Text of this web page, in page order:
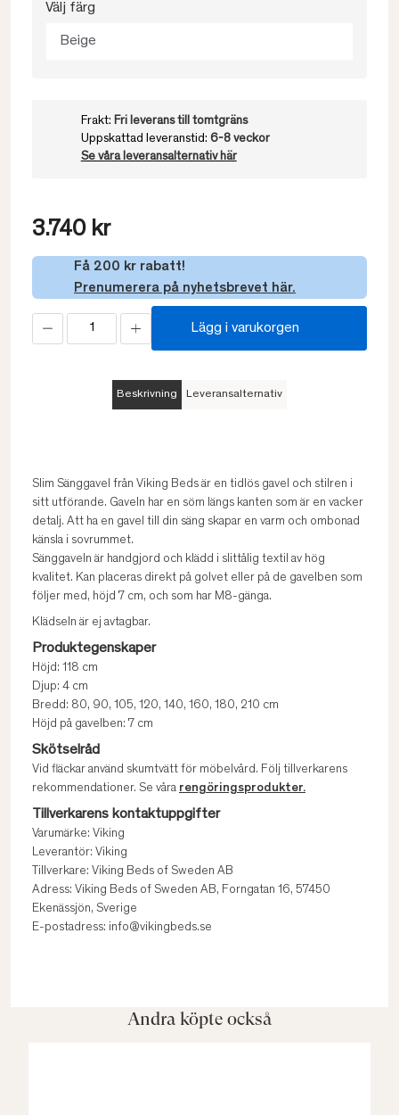
Välj färg
Beige
Frakt: Fri leverans till tomtgräns
Uppskattad leveranstid: 6-8 veckor
Se våra leveransalternativ här
3.740 kr
Få 200 kr rabatt!
Prenumerera på nyhetsbrevet här.
Lägg i varukorgen
Beskrivning Leveransalternativ
Slim Sänggavel från Viking Beds är en tidlös gavel och stilren i
sitt utförande. Gaveln har en söm längs kanten som är en vacker
detalj. Att ha en gavel till din säng skapar en varm och ombonad
känsla i sovrummet.
Sänggaveln är handgjord och klädd i slittålig textil av hög
kvalitet. Kan placeras direkt på golvet eller på de gavelben som
följer med, höjd 7 cm, och som har M8-gänga.
Klädseln är ej avtagbar.
Produktegenskaper
Höjd: 118 cm
Djup: 4 cm
Bredd: 80, 90, 105, 120, 140, 160, 180, 210 cm
Höjd på gavelben: 7 cm
Skötselråd
Vid fläckar använd skumtvätt för möbelvård. Följ tillverkarens
rekommendationer. Se våra rengöringsprodukter.
Tillverkarens kontaktuppgifter
Varumärke: Viking
Leverantör: Viking
Tillverkare: Viking Beds of Sweden AB
Adress: Viking Beds of Sweden AB, Forngatan 16, 57450
Ekenässjön, Sverige
E-postadress: info@vikingbeds.se
Andra köpte också